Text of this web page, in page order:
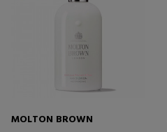
MOLTON BROWN